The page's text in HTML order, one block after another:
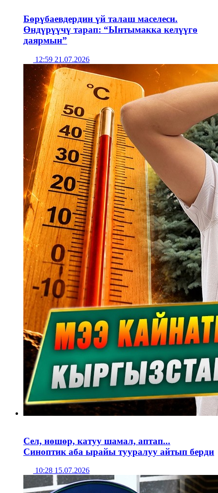
Бөрүбаевдердин үй талаш маселеси.
Өндүрүүчү тарап: “Ынтымакка келүүгө
даярмын”
12:59 21.07.2026
Сел, нөшөр, катуу шамал, аптап...
Синоптик аба ырайы тууралуу айтып берди
10:28 15.07.2026